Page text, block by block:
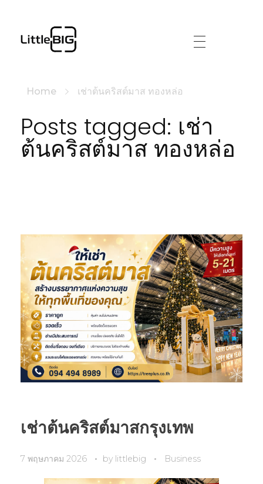
Home เช่าต้นคริสต์มาส ทองหล่อ
Posts tagged: เช่า
ต้นคริสต์มาส ทองหล่อ
เช่าต้นคริสต์มาสกรุงเทพ
7 พฤษภาคม 2026 by littlebig Business